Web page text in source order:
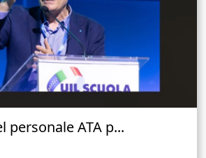
personale ATA p...